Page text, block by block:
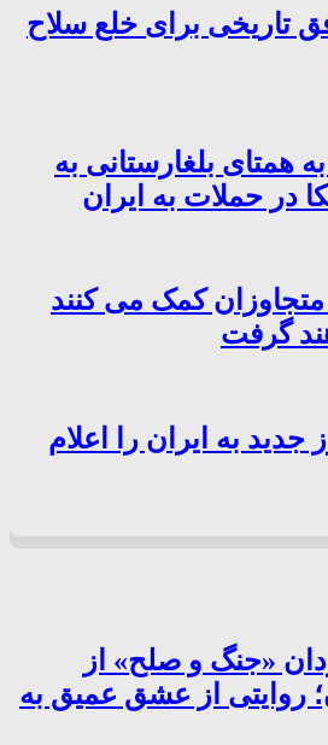
تاریخی برای خلع سلاح
همتای بلغارستانی به
در حملات به ایران
کمک می کنند
گرفت
جدید به ایران را اعلام
«جنگ و صلح» از
روایتی از عشق عمیق به